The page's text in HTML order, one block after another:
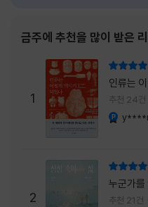
흔적을
이 무
만 하
았는
다. '왜
말 믿어도
금주에 추천을 많이 받은
1
인류는 이렇
역사가
추천 24건
2
누군가를
추천 21건